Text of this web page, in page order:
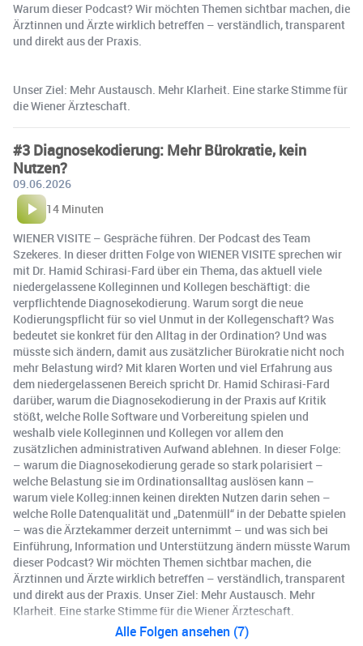
Warum dieser Podcast? Wir möchten Themen sichtbar machen, die
Ärztinnen und Ärzte wirklich betreffen – verständlich, transparent
und direkt aus der Praxis.
Unser Ziel: Mehr Austausch. Mehr Klarheit. Eine starke Stimme für
die Wiener Ärzteschaft.
#3 Diagnosekodierung: Mehr Bürokratie, kein
Nutzen?
09.06.2026
14 Minuten
WIENER VISITE – Gespräche führen. Der Podcast des Team
Szekeres. In dieser dritten Folge von WIENER VISITE sprechen wir
mit Dr. Hamid Schirasi-Fard über ein Thema, das aktuell viele
niedergelassene Kolleginnen und Kollegen beschäftigt: die
verpflichtende Diagnosekodierung. Warum sorgt die neue
Kodierungspflicht für so viel Unmut in der Kollegenschaft? Was
bedeutet sie konkret für den Alltag in der Ordination? Und was
müsste sich ändern, damit aus zusätzlicher Bürokratie nicht noch
mehr Belastung wird? Mit klaren Worten und viel Erfahrung aus
dem niedergelassenen Bereich spricht Dr. Hamid Schirasi-Fard
darüber, warum die Diagnosekodierung in der Praxis auf Kritik
stößt, welche Rolle Software und Vorbereitung spielen und
weshalb viele Kolleginnen und Kollegen vor allem den
zusätzlichen administrativen Aufwand ablehnen. In dieser Folge:
– warum die Diagnosekodierung gerade so stark polarisiert –
welche Belastung sie im Ordinationsalltag auslösen kann –
warum viele Kolleg:innen keinen direkten Nutzen darin sehen –
welche Rolle Datenqualität und „Datenmüll“ in der Debatte spielen
– was die Ärztekammer derzeit unternimmt – und was sich bei
Einführung, Information und Unterstützung ändern müsste Warum
dieser Podcast? Wir möchten Themen sichtbar machen, die
Ärztinnen und Ärzte wirklich betreffen – verständlich, transparent
und direkt aus der Praxis. Unser Ziel: Mehr Austausch. Mehr
Klarheit. Eine starke Stimme für die Wiener Ärzteschaft.
Alle Folgen ansehen (7)